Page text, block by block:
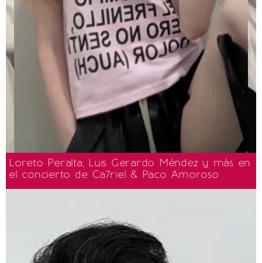
Loreto Peralta, Luis Gerardo Méndez y más en
el concierto de Ca7riel & Paco Amoroso